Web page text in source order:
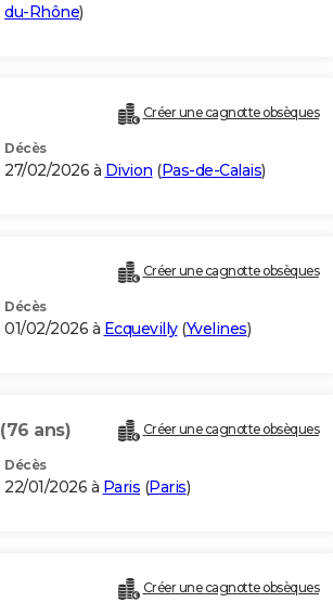
du-Rhône)
Créer une cagnotte obsèques
Décès
27/02/2026 à Divion (Pas-de-Calais)
Créer une cagnotte obsèques
Décès
01/02/2026 à Ecquevilly(Yvelines)
(76 ans) Créer une cagnotte obsèques
Décès
22/01/2026 à Paris (Paris)
Créer une cagnotte obsèques